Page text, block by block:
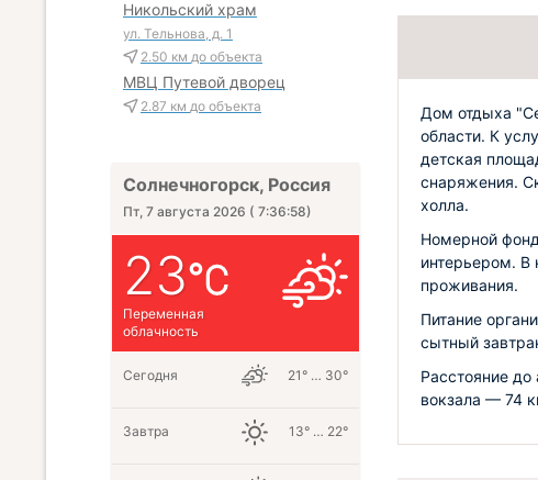
Дом отдыха
области. К
детская
снаряжения.
холла.
Номерной
интерьером. В
проживания.
Питание
сытный
Расстояние
вокзала — 74
Никольский храм
ул. Тельнова, д. 1
2.50 км до объекта
МВЦ Путевой дворец
2.87 км до объекта
Солнечногорск, Россия
Пт, 7 августа 2026 ( 7:36:59)
23
Переменная
облачность
Сегодня 21° … 30°
Завтра 13° … 22°